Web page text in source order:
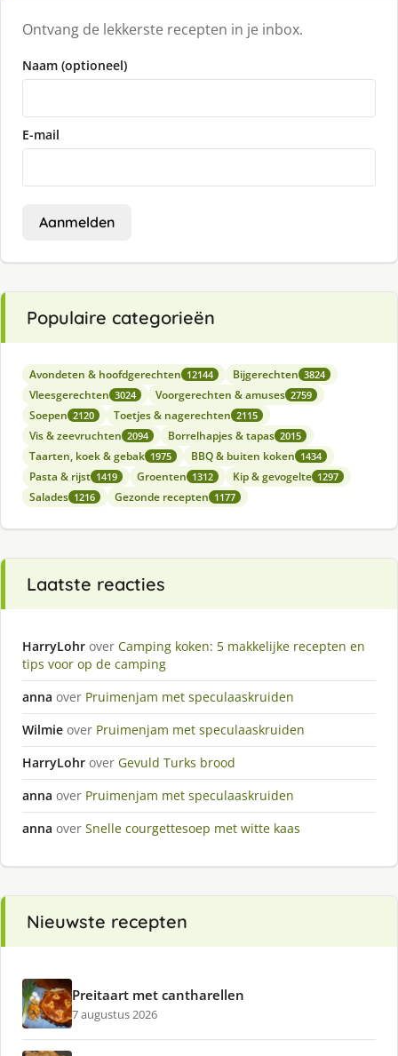
Ontvang de lekkerste recepten in je inbox.
Naam (optioneel)
E-mail
Aanmelden
Populaire categorieën
Avondeten & hoofdgerechten 12144 Bijgerechten 3824
Vleesgerechten 3024 Voorgerechten & amuses 2759
Soepen 2120 Toetjes & nagerechten 2115
Vis & zeevruchten 2094 Borrelhapjes & tapas 2015
Taarten, koek & gebak 1975 BBQ & buiten koken 1434
Pasta & rijst 1419 Groenten 1312 Kip & gevogelte 1297
Salades 1216 Gezonde recepten 1177
Laatste reacties
HarryLohr over Camping koken: 5 makkelijke recepten en
tips voor op de camping
anna over Pruimenjam met speculaaskruiden
Wilmie over Pruimenjam met speculaaskruiden
HarryLohr over Gevuld Turks brood
anna over Pruimenjam met speculaaskruiden
anna over Snelle courgettesoep met witte kaas
Nieuwste recepten
Preitaart met cantharellen
7 augustus 2026